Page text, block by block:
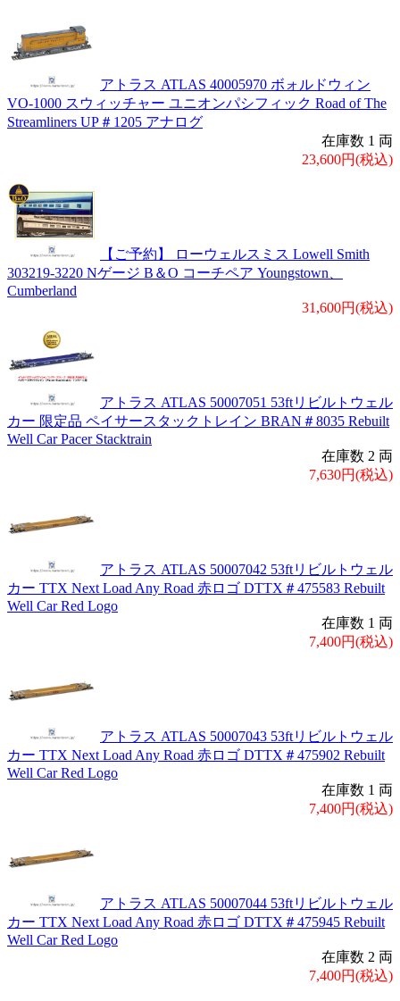
アトラス ATLAS 40005970 ボォルドウィン
VO-1000 スウィッチャー ユニオンパシフィック Road of The
Streamliners UP＃1205 アナログ
在庫数 1 両
23,600円(税込)
【ご予約】 ローウェルスミス Lowell Smith
303219-3220 Nゲージ B＆O コーチペア Youngstown、
Cumberland
31,600円(税込)
アトラス ATLAS 50007051 53ftリビルトウェル
カー 限定品 ペイサースタックトレイン BRAN＃8035 Rebuilt
Well Car Pacer Stacktrain
在庫数 2 両
7,630円(税込)
アトラス ATLAS 50007042 53ftリビルトウェル
カー TTX Next Load Any Road 赤ロゴ DTTX＃475583 Rebuilt
Well Car Red Logo
在庫数 1 両
7,400円(税込)
アトラス ATLAS 50007043 53ftリビルトウェル
カー TTX Next Load Any Road 赤ロゴ DTTX＃475902 Rebuilt
Well Car Red Logo
在庫数 1 両
7,400円(税込)
アトラス ATLAS 50007044 53ftリビルトウェル
カー TTX Next Load Any Road 赤ロゴ DTTX＃475945 Rebuilt
Well Car Red Logo
在庫数 2 両
7,400円(税込)